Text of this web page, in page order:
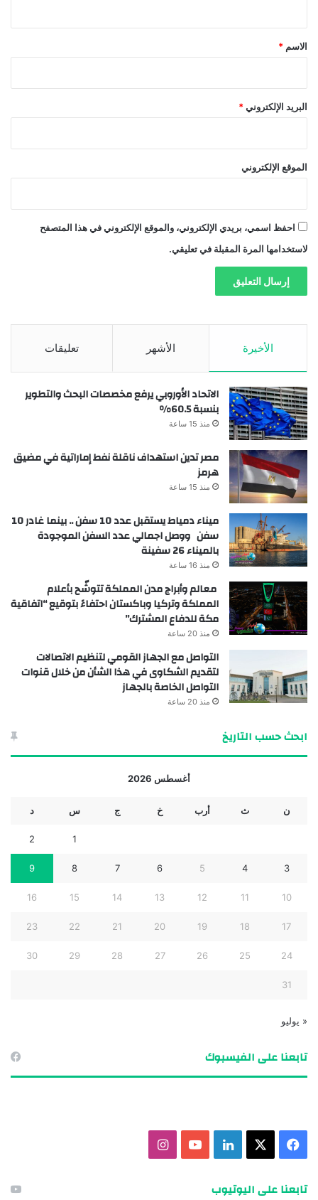
*
الاسم *
البريد الإلكتروني *
الموقع الإلكتروني
احفظ اسمي، بريدي الإلكتروني، والموقع الإلكتروني في هذا المتصفح
لاستخدامها المرة المقبلة في تعليقي.
الأخيرة الأشهر تعليقات
الاتحاد الأوروبي يرفع مخصصات البحث والتطوير
بنسبة 60.5%
منذ 15 ساعة
مصر تدين استهداف ناقلة نفط إماراتية في مضيق
هرمز
منذ 15 ساعة
ميناء دمياط يستقبل عدد 10 سفن .. بينما غادر 10
سفن ووصل اجمالي عدد السفن الموجودة
بالميناء 26 سفينة
منذ 16 ساعة
معالم وأبراج مدن المملكة تتوشّح بأعلام
المملكة وتركيا وباكستان احتفاءً بتوقيع “اتفاقية
مكة للدفاع المشترك”
منذ 20 ساعة
التواصل مع الجهاز القومي لتنظيم الاتصالات
لتقديم الشكاوى في هذا الشأن من خلال قنوات
التواصل الخاصة بالجهاز
منذ 20 ساعة
ابحث حسب التاريخ
أغسطس 2026
ن ث أرب خ ج س د
1
2
3
4
5
6
7
8
9
10
11
12
13
14
15
16
17
18
19
20
21
22
23
24
25
26
27
28
29
30
31
« يوليو
تابعنا على الفيسبوك
تابعنا على اليوتيوب